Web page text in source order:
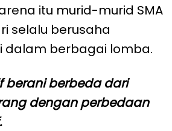
itu murid-murid SMA
selalu berusaha
dalam berbagai lomba.
berani berbeda dari
dengan perbedaan